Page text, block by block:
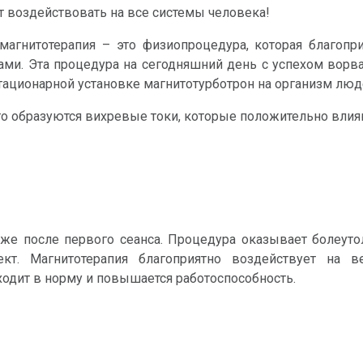
воздействовать на все системы человека!
– это физиопроцедура, которая
Эта процедура на сегодняшний день с успехом
установке магнитотурботрон на организм
образуются вихревые токи, которые положительно
после первого сеанса. Процедура оказывает
Магнитотерапия благоприятно воздействует
в норму и повышается работоспособность.